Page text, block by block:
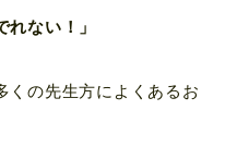
れない！」
くの先生方によくあるお